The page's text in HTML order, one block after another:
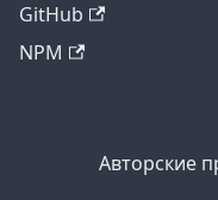
GitHub
NPM
Авторские